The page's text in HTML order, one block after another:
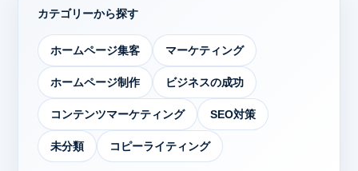
カテゴリーから探す
ホームページ集客 マーケティング
ホームページ制作 ビジネスの成功
コンテンツマーケティング SEO対策
未分類 コピーライティング